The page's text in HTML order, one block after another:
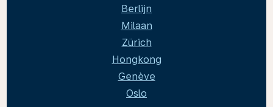
Berlijn
Milaan
Zürich
Hongkong
Genève
Oslo